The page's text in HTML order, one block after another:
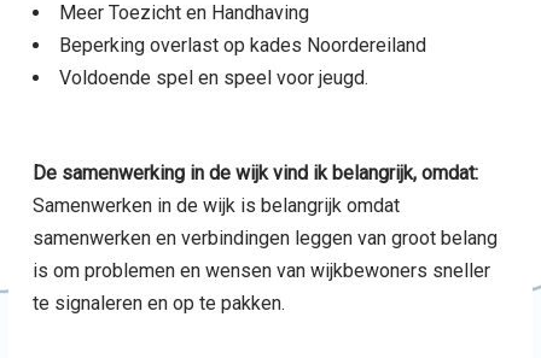
Meer Toezicht en Handhaving
Beperking overlast op kades Noordereiland
Voldoende spel en speel voor jeugd.
De samenwerking in de wijk vind ik belangrijk, omdat:
Samenwerken in de wijk is belangrijk omdat
samenwerken en verbindingen leggen van groot belang
is om problemen en wensen van wijkbewoners sneller
te signaleren en op te pakken.